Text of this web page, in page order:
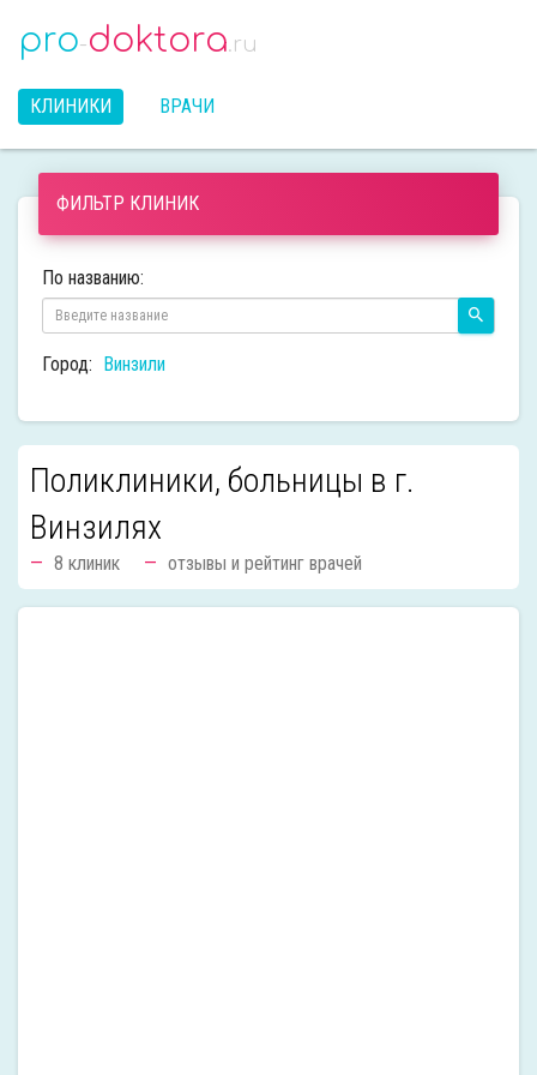
pro-doktora.ru
КЛИНИКИ ВРАЧИ
ФИЛЬТР КЛИНИК
По названию:
Город: Винзили
Поликлиники, больницы в г.
Винзилях
8 клиник отзывы и рейтинг врачей